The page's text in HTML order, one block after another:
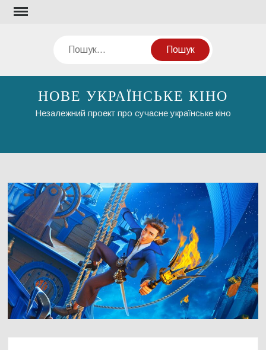
Перейти
Пошук
НОВЕ УКРАЇНСЬКЕ КІНО
Незалежний проект про сучасне українське кіно